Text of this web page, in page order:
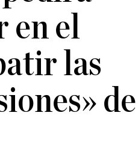
en el
las
de